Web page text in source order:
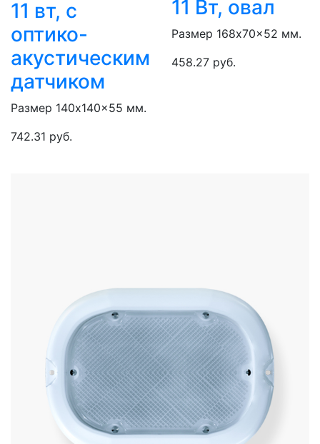
11 вт, с
оптико-
акустическим
датчиком
Размер 140x140x55 мм.
742.31 руб.
11 Вт, овал
Размер 168x70x52 мм.
458.27 руб.